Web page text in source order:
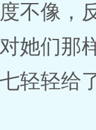
不像，
她们那
轻轻给